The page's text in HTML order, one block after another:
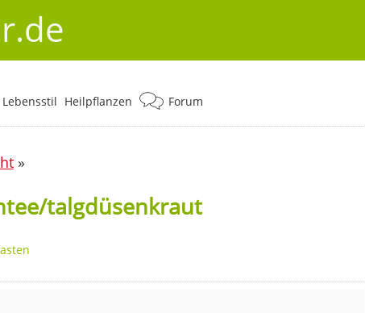
Heilpflanzen Forum
»
talgdüsenkraut